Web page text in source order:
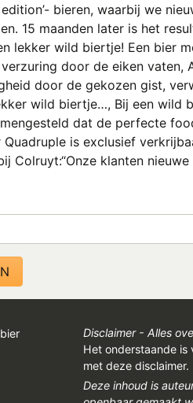
bieren, waarbij we
15 maanden later is het
lekker wild biertje! Een bier
door de eiken
door de gekozen gist,
wild biertje…, Bij een wild
dat de perfecte
Quadruple is exclusief
Colruyt:“Onze klanten
Disclaimer - Alles
Het onderstaande is
met deze disclaimer.
Deze inhoud is